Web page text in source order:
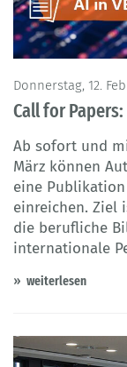
Donnerstag, 12.
Call for
Ab sofort und
März können
eine
einreichen. Ziel
die berufliche
internationale
weiterlesen